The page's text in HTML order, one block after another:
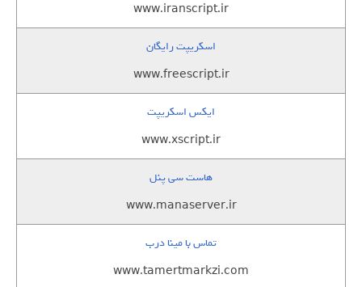
www.iranscript.ir
اسکریپت رایگان
www.freescript.ir
ایکس اسکریپت
www.xscript.ir
هاست سی پنل
www.manaserver.ir
تماس با مینا درب
www.tamertmarkzi.com